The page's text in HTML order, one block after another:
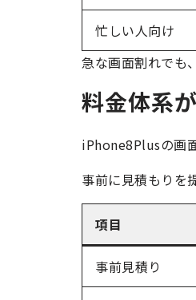
忙しい人向け
急な画面割れでも
料金体系
iPhone8Plusの画
事前に見積もりを
項目
事前見積り